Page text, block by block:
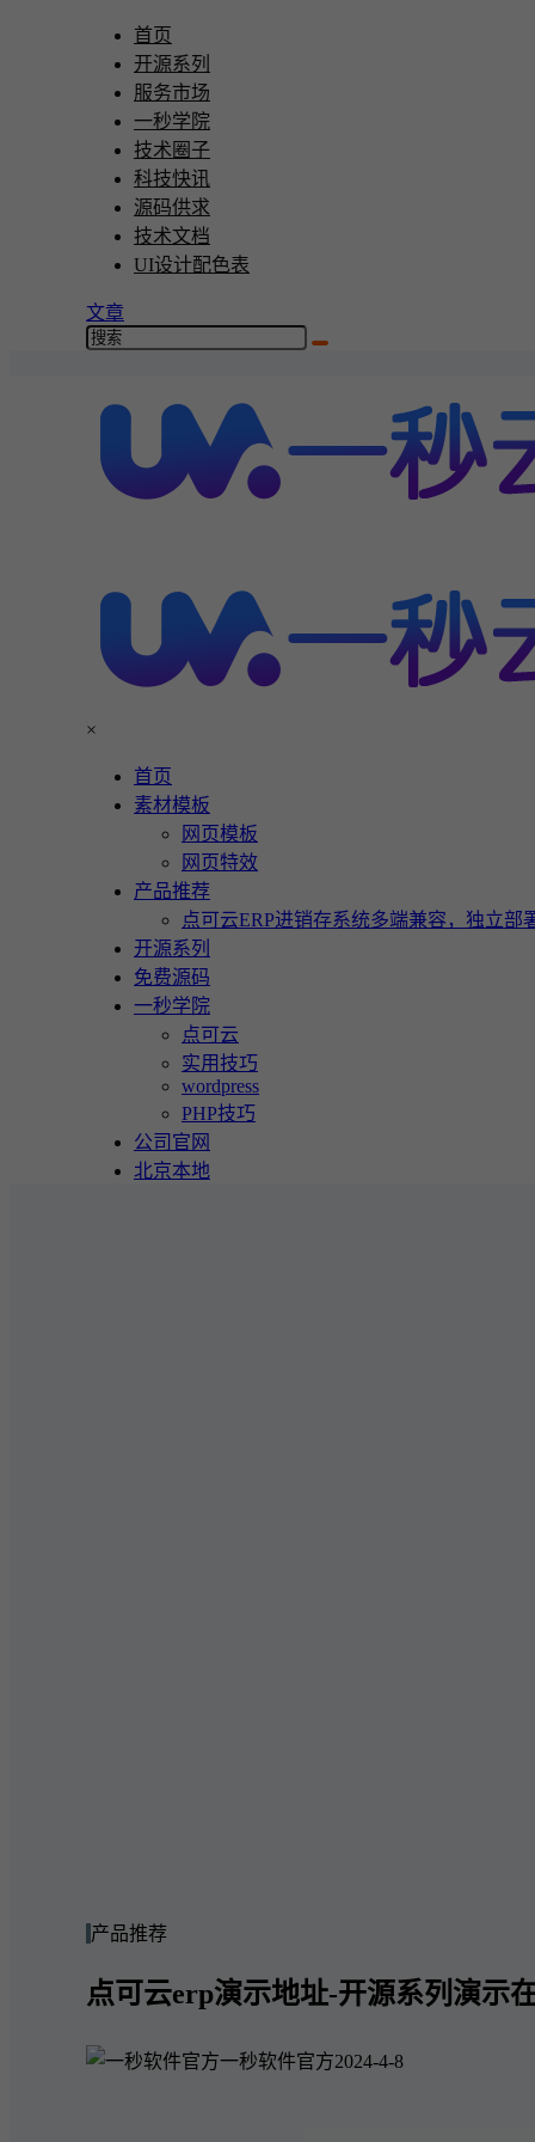
首页
开源系列
服务市场
一秒学院
技术圈子
科技快讯
源码供求
技术文档
UI设计配色表
文章
×
首页
素材模板
网页模板
网页特效
产品推荐
点可云ERP进销存系统多端兼容，独立部
开源系列
免费源码
一秒学院
点可云
实用技巧
wordpress
PHP技巧
公司官网
北京本地
产品推荐
点可云erp演示地址-开源系列演示
一秒软件官方2024-4-8